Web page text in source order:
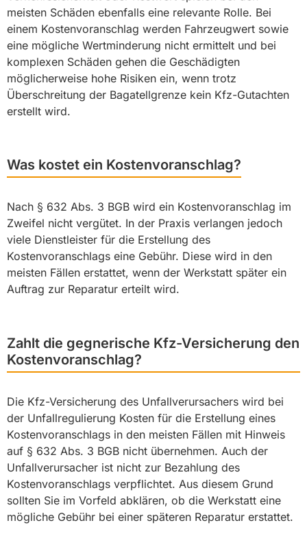
meisten Schäden ebenfalls eine relevante Rolle. Bei
einem Kostenvoranschlag werden Fahrzeugwert sowie
eine mögliche Wertminderung nicht ermittelt und bei
komplexen Schäden gehen die Geschädigten
möglicherweise hohe Risiken ein, wenn trotz
Überschreitung der Bagatellgrenze kein Kfz-Gutachten
erstellt wird.
Was kostet ein Kostenvoranschlag?
Nach § 632 Abs. 3 BGB wird ein Kostenvoranschlag im
Zweifel nicht vergütet. In der Praxis verlangen jedoch
viele Dienstleister für die Erstellung des
Kostenvoranschlags eine Gebühr. Diese wird in den
meisten Fällen erstattet, wenn der Werkstatt später ein
Auftrag zur Reparatur erteilt wird.
Zahlt die gegnerische Kfz-Versicherung den
Kostenvoranschlag?
Die Kfz-Versicherung des Unfallverursachers wird bei
der Unfallregulierung Kosten für die Erstellung eines
Kostenvoranschlags in den meisten Fällen mit Hinweis
auf § 632 Abs. 3 BGB nicht übernehmen. Auch der
Unfallverursacher ist nicht zur Bezahlung des
Kostenvoranschlags verpflichtet. Aus diesem Grund
sollten Sie im Vorfeld abklären, ob die Werkstatt eine
mögliche Gebühr bei einer späteren Reparatur erstattet.